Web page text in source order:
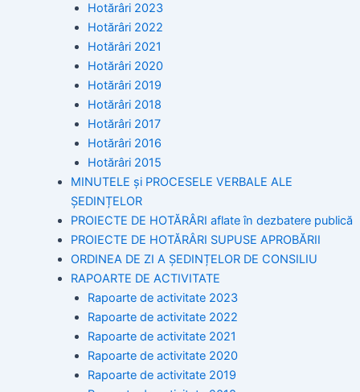
Hotărâri 2023
Hotărâri 2022
Hotărâri 2021
Hotărâri 2020
Hotărâri 2019
Hotărâri 2018
Hotărâri 2017
Hotărâri 2016
Hotărâri 2015
MINUTELE și PROCESELE VERBALE ALE
ȘEDINȚELOR
PROIECTE DE HOTĂRÂRI aflate în dezbatere publică
PROIECTE DE HOTĂRÂRI SUPUSE APROBĂRII
ORDINEA DE ZI A ȘEDINȚELOR DE CONSILIU
RAPOARTE DE ACTIVITATE
Rapoarte de activitate 2023
Rapoarte de activitate 2022
Rapoarte de activitate 2021
Rapoarte de activitate 2020
Rapoarte de activitate 2019